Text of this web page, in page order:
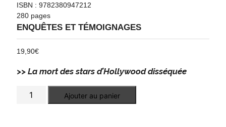
ISBN : 9782380947212
280 pages
ENQUÊTES ET TÉMOIGNAGES
19,90€
>> La mort des stars d’Hollywood disséquée
Ajouter au panier